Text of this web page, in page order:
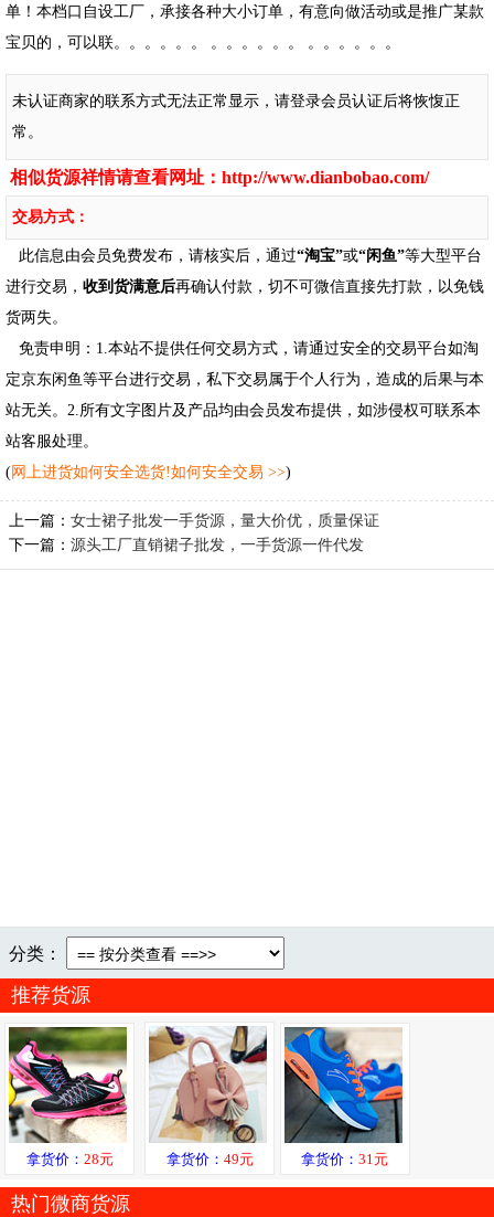
单！本档口自设工厂，承接各种大小订单，有意向做活动或是推广某款
宝贝的，可以联。。。。。。 。。。。。。 。。。。。。
未认证商家的联系方式无法正常显示，请登录会员认证后将恢愎正
常。
相似货源祥情请查看网址： http://www.dianbobao.com/
交易方式：
此信息由会员免费发布，请核实后，通过“淘宝”或“闲鱼”等大型平台
进行交易， 收到货满意后再确认付款，切不可微信直接先打款，以免钱
货两失。
免责申明：1.本站不提供任何交易方式，请通过安全的交易平台如淘
定京东闲鱼等平台进行交易，私下交易属于个人行为，造成的后果与本
站无关。2.所有文字图片及产品均由会员发布提供，如涉侵权可联系本
站客服处理。
(网上进货如何安全选货!如何安全交易 >>)
上一篇： 女士裙子批发一手货源，量大价优，质量保证
下一篇： 源头工厂直销裙子批发，一手货源一件代发
分类：
推荐货源
拿货价： 28元 拿货价： 49元 拿货价：31元
热门微商货源